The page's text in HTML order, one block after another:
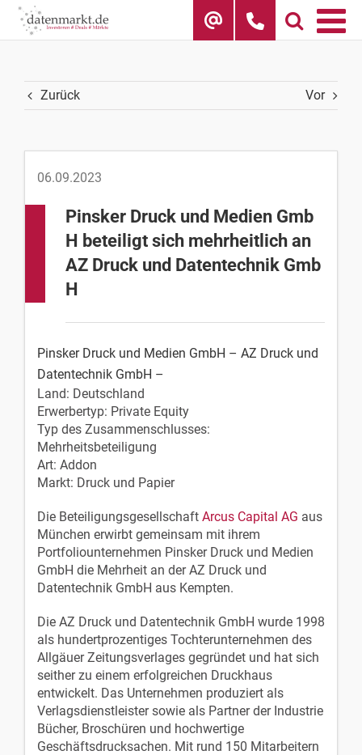
Skip
Zurück Vor
06.09.2023
Pinsker Druck und Medien Gmb
H beteiligt sich mehrheitlich an
AZ Druck und Datentechnik Gmb
H
Pinsker Druck und Medien GmbH – AZ Druck und
Datentechnik GmbH –
Land: Deutschland
Erwerbertyp: Private Equity
Typ des Zusammenschlusses:
Mehrheitsbeteiligung
Art: Addon
Markt: Druck und Papier
Die Beteiligungsgesellschaft Arcus Capital AG aus
München erwirbt gemeinsam mit ihrem
Portfoliounternehmen Pinsker Druck und Medien
GmbH die Mehrheit an der AZ Druck und
Datentechnik GmbH aus Kempten.
Die AZ Druck und Datentechnik GmbH wurde 1998
als hundertprozentiges Tochterunternehmen des
Allgäuer Zeitungsverlages gegründet und hat sich
seither zu einem erfolgreichen Druckhaus
entwickelt. Das Unternehmen produziert als
Verlagsdienstleister sowie als Partner der Industrie
Bücher, Broschüren und hochwertige
Geschäftsdrucksachen. Mit rund 150 Mitarbeitern